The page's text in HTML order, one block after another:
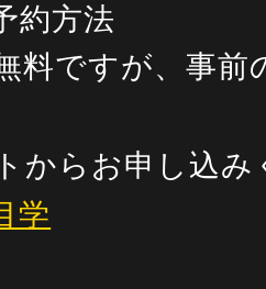
約方法
料ですが、事前
からお申し込
学